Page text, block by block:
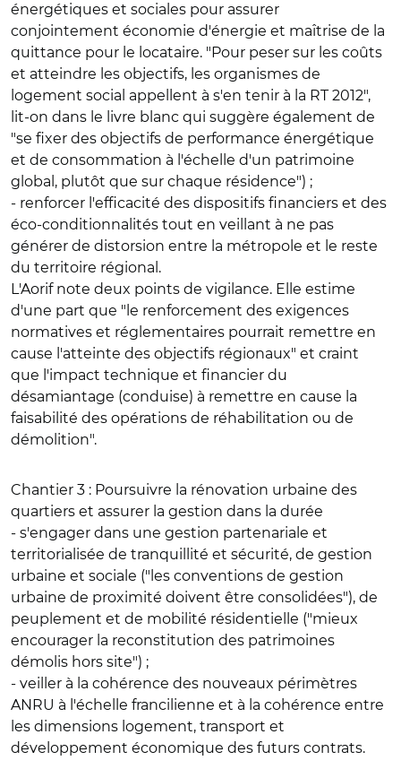
énergétiques et sociales pour assurer
conjointement économie d'énergie et maîtrise de la
quittance pour le locataire. "Pour peser sur les coûts
et atteindre les objectifs, les organismes de
logement social appellent à s'en tenir à la RT 2012",
lit-on dans le livre blanc qui suggère également de
"se fixer des objectifs de performance énergétique
et de consommation à l'échelle d'un patrimoine
global, plutôt que sur chaque résidence") ;
- renforcer l'efficacité des dispositifs financiers et des
éco-conditionnalités tout en veillant à ne pas
générer de distorsion entre la métropole et le reste
du territoire régional.
L'Aorif note deux points de vigilance. Elle estime
d'une part que "le renforcement des exigences
normatives et réglementaires pourrait remettre en
cause l'atteinte des objectifs régionaux" et craint
que l'impact technique et financier du
désamiantage (conduise) à remettre en cause la
faisabilité des opérations de réhabilitation ou de
démolition".
Chantier 3 : Poursuivre la rénovation urbaine des
quartiers et assurer la gestion dans la durée
- s'engager dans une gestion partenariale et
territorialisée de tranquillité et sécurité, de gestion
urbaine et sociale ("les conventions de gestion
urbaine de proximité doivent être consolidées"), de
peuplement et de mobilité résidentielle ("mieux
encourager la reconstitution des patrimoines
démolis hors site") ;
- veiller à la cohérence des nouveaux périmètres
ANRU à l'échelle francilienne et à la cohérence entre
les dimensions logement, transport et
développement économique des futurs contrats.